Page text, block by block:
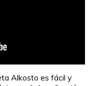
Alkosto es fácil y